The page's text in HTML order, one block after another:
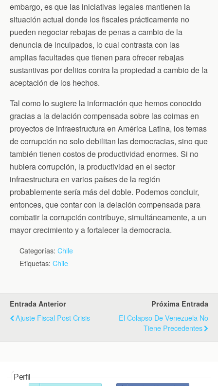
embargo, es que las iniciativas legales mantienen la
situación actual donde los fiscales prácticamente no
pueden negociar rebajas de penas a cambio de la
denuncia de inculpados, lo cual contrasta con las
amplias facultades que tienen para ofrecer rebajas
sustantivas por delitos contra la propiedad a cambio de la
aceptación de los hechos.
Tal como lo sugiere la información que hemos conocido
gracias a la delación compensada sobre las coimas en
proyectos de infraestructura en América Latina, los temas
de corrupción no solo debilitan las democracias, sino que
también tienen costos de productividad enormes. Si no
hubiera corrupción, la productividad en el sector
infraestructura en varios países de la región
probablemente sería más del doble. Podemos concluir,
entonces, que contar con la delación compensada para
combatir la corrupción contribuye, simultáneamente, a un
mayor crecimiento y a fortalecer la democracia.
Categorías: Chile
Etiquetas: Chile
Entrada Anterior
Ajuste Fiscal Post Crisis
Próxima Entrada
El Colapso De Venezuela No
Tiene Precedentes
Perfil